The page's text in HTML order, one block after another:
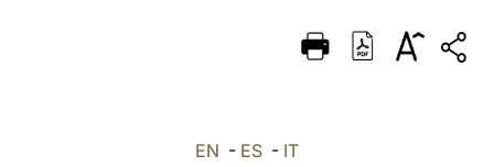
DEUTSCH
EN - ES - IT